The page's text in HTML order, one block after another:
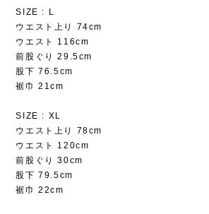
SIZE : L
ウエスト上り 74cm
ウエスト 116cm
前股ぐり 29.5cm
股下 76.5cm
裾巾 21cm
SIZE : XL
ウエスト上り 78cm
ウエスト 120cm
前股ぐり 30cm
股下 79.5cm
裾巾 22cm